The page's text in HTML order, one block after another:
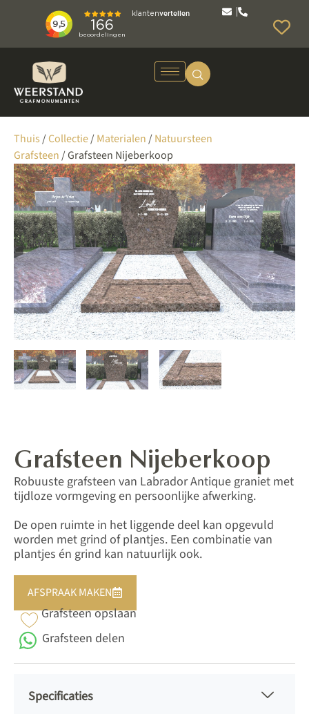
Thuis/Collectie/Materialen/Natuursteen
Grafsteen/ Grafsteen Nijeberkoop
Grafsteen Nijeberkoop
Robuuste grafsteen van Labrador Antique graniet met
tijdloze vormgeving en persoonlijke afwerking.
De open ruimte in het liggende deel kan opgevuld
worden met grind of plantjes. Een combinatie van
plantjes én grind kan natuurlijk ook.
AFSPRAAK MAKEN
Grafsteen opslaan
Grafsteen delen
Specificaties